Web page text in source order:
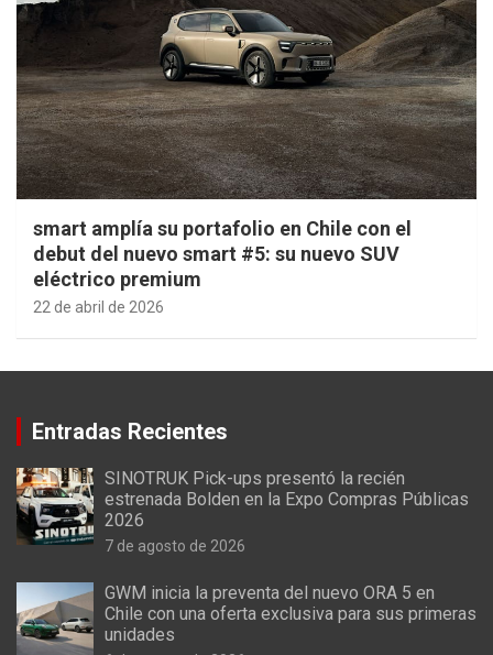
smart amplía su portafolio en Chile con el
debut del nuevo smart #5: su nuevo SUV
eléctrico premium
22 de abril de 2026
Entradas Recientes
SINOTRUK Pick-ups presentó la recién
estrenada Bolden en la Expo Compras Públicas
2026
7 de agosto de 2026
GWM inicia la preventa del nuevo ORA 5 en
Chile con una oferta exclusiva para sus primeras
unidades